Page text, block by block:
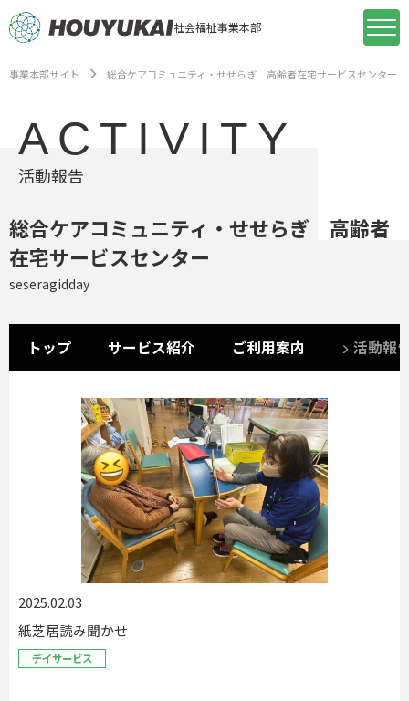
社会福祉事業本部
事業本部サイト 総合ケアコミュニティ・せせらぎ 高齢者在宅サービスセンター
ACTIVITY
活動報告
総合ケアコミュニティ・せせらぎ 高齢者
在宅サービスセンター
seseragidday
トップ サービス紹介 ご利用案内 活動報
2025.02.03
紙芝居読み聞かせ
デイサービス